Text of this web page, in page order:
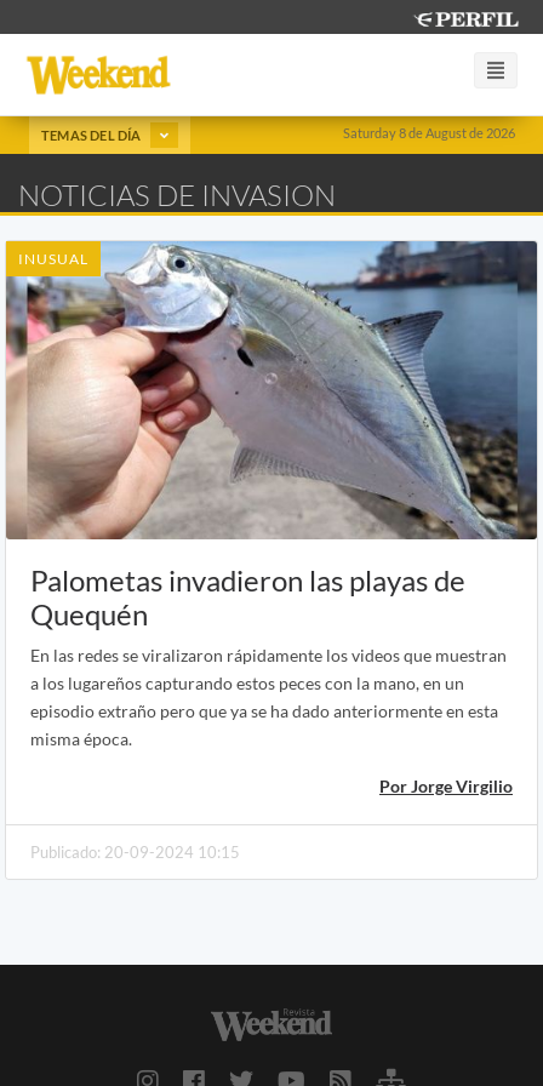
Saturday 8 de August de 2026
TEMAS DEL DÍA
NOTICIAS DE INVASION
INUSUAL
Palometas invadieron las playas de
Quequén
En las redes se viralizaron rápidamente los videos que muestran
a los lugareños capturando estos peces con la mano, en un
episodio extraño pero que ya se ha dado anteriormente en esta
misma época.
Por Jorge Virgilio
Publicado: 20-09-2024 10:15